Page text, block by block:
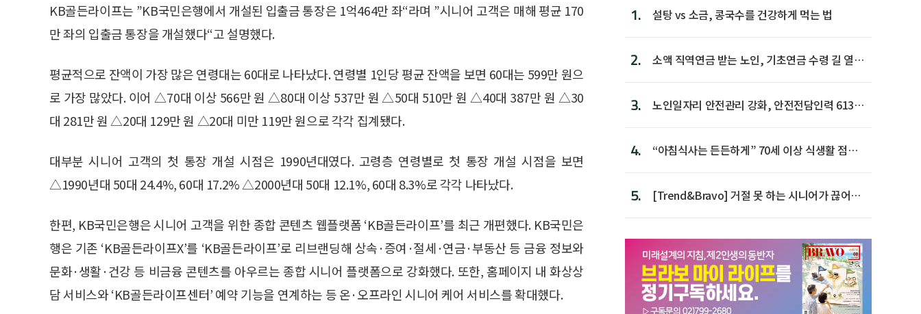
KB골든라이프는 ”KB국민은행에서 개설된 입출금 통장은 1억464만 좌“라며 ”시니어 고객은 매해 평균 170
만 좌의 입출금 통장을 개설했다“고 설명했다.
평균적으로 잔액이 가장 많은 연령대는 60대로 나타났다. 연령별 1인당 평균 잔액을 보면 60대는 599만 원으
로 가장 많았다. 이어 △70대 이상 566만 원 △80대 이상 537만 원 △50대 510만 원 △40대 387만 원 △30
대 281만 원 △20대 129만 원 △20대 미만 119만 원으로 각각 집계됐다.
대부분 시니어 고객의 첫 통장 개설 시점은 1990년대였다. 고령층 연령별로 첫 통장 개설 시점을 보면
△1990년대 50대 24.4%, 60대 17.2% △2000년대 50대 12.1%, 60대 8.3%로 각각 나타났다.
한편, KB국민은행은 시니어 고객을 위한 종합 콘텐츠 웹플랫폼 ‘KB골든라이프’를 최근 개편했다. KB국민은
행은 기존 ‘KB골든라이프X’를 ‘KB골든라이프’로 리브랜딩해 상속·증여·절세·연금·부동산 등 금융 정보와
문화·생활·건강 등 비금융 콘텐츠를 아우르는 종합 시니어 플랫폼으로 강화했다. 또한, 홈페이지 내 화상상
담 서비스와 ‘KB골든라이프센터’ 예약 기능을 연계하는 등 온·오프라인 시니어 케어 서비스를 확대했다.
1. 설탕 vs 소금, 콩국수를 건강하게 먹는 법
2.
소액 직역연금 받는 노인, 기초연금 수령 길 열린
3.
노인일자리 안전관리 강화, 안전전담인력 613명
4.
“아침식사는 든든하게” 70세 이상 식생활 점수
5.
[Trend&Bravo] 거절 못 하는 시니어가 끊어야